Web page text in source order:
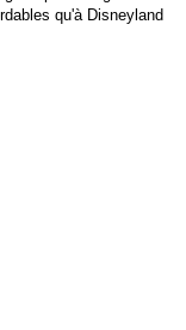
qu'à Disneyland